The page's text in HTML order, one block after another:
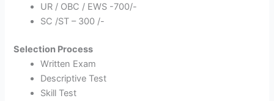
UR / OBC / EWS -700/-
SC /ST – 300 /-
Selection Process
Written Exam
Descriptive Test
Skill Test